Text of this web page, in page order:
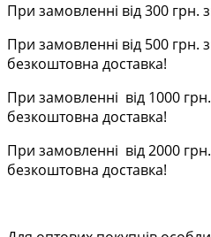
При замовленні від 300 грн.
При замовленні від 500 грн.
безкоштовна доставка!
При замовленні від 1000
безкоштовна доставка!
При замовленні від 2000
безкоштовна доставка!